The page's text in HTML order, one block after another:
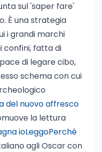
sul 'saper fare'
È una strategia
i grandi marchi
confini, fatta di
di legare cibo,
schema con cui
del nuovo affresco
la lettura
ioLeggoPerché
agli Oscar con